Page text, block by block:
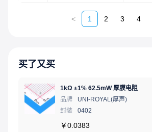
< 1 2 3 4
买了又买
1kΩ ±1% 62.5mW 厚膜电阻
品牌
UNI-ROYAL(厚声)
封装
0402
￥0.0383